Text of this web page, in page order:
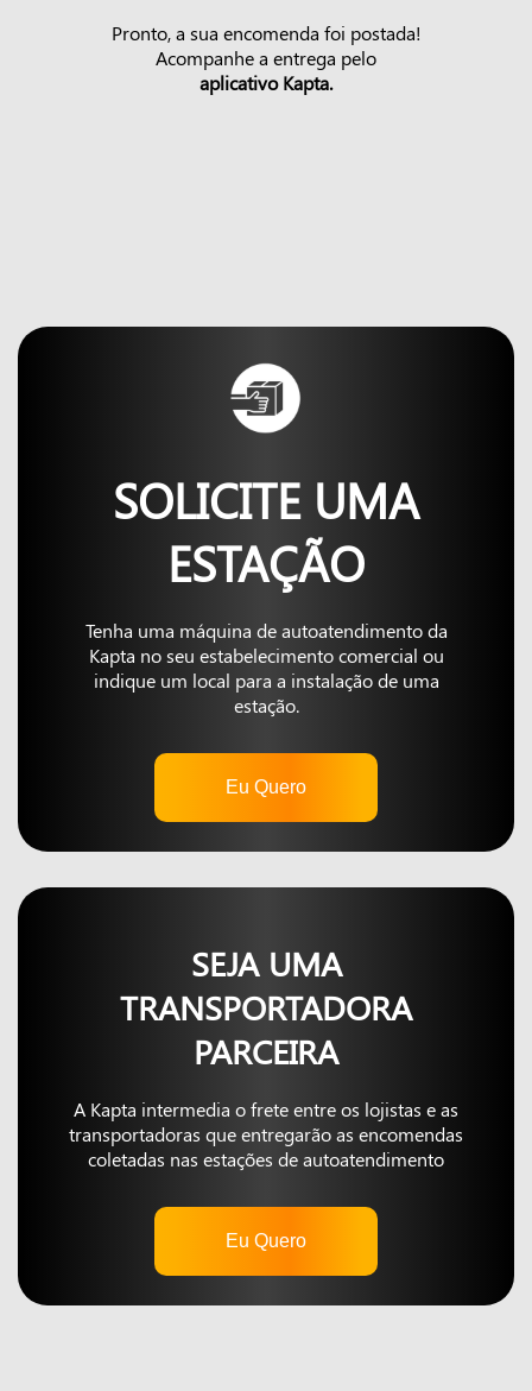
Pronto, a sua encomenda foi postada!
Acompanhe a entrega pelo
aplicativo Kapta.
SOLICITE UMA
ESTAÇÃO
Tenha uma máquina de autoatendimento da
Kapta no seu estabelecimento comercial ou
indique um local para a instalação de uma
estação.
Eu Quero
SEJA UMA
TRANSPORTADORA
PARCEIRA
A Kapta intermedia o frete entre os lojistas e as
transportadoras que entregarão as encomendas
coletadas nas estações de autoatendimento
Eu Quero